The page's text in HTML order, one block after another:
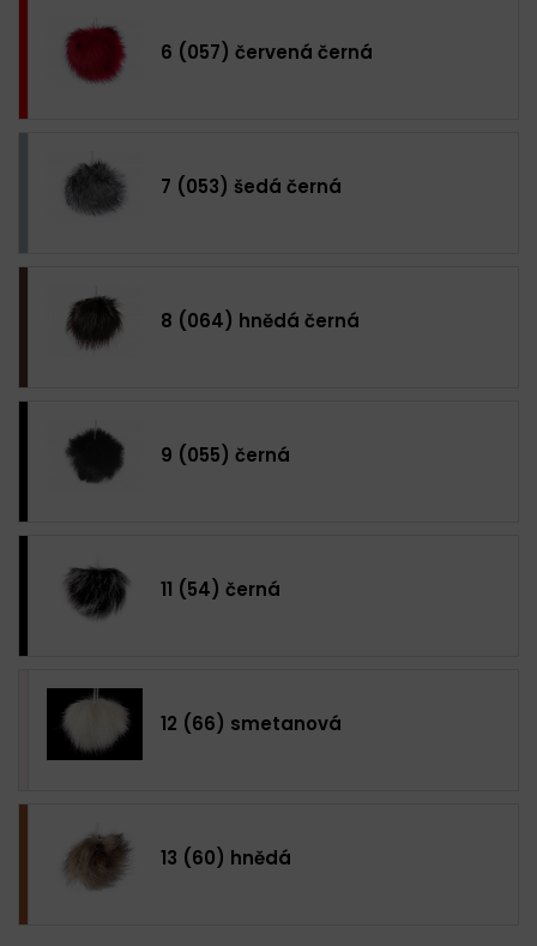
6 (057) červená černá
7 (053) šedá černá
8 (064) hnědá černá
9 (055) černá
11 (54) černá
12 (66) smetanová
13 (60) hnědá